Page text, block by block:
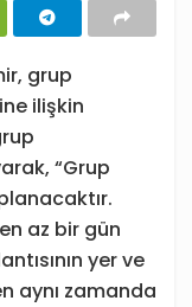
grup
ilişkin
“Grup
az bir gün
yer ve
aynı zamanda